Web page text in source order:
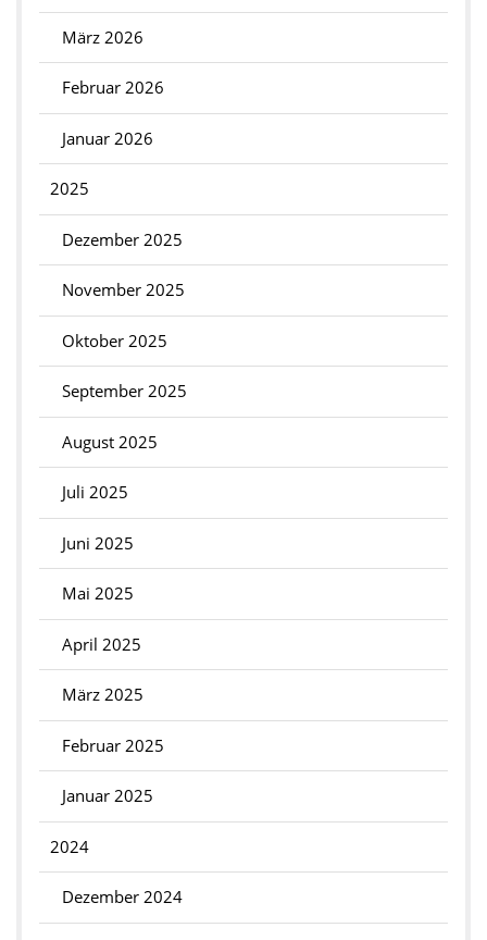
März 2026
Februar 2026
Januar 2026
2025
Dezember 2025
November 2025
Oktober 2025
September 2025
August 2025
Juli 2025
Juni 2025
Mai 2025
April 2025
März 2025
Februar 2025
Januar 2025
2024
Dezember 2024